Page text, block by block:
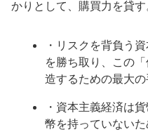
かりとして、購買力を貸す
・リスクを背負う
を勝ち取り、この
造するための最大の
・資本主義経済は
幣を持っていない